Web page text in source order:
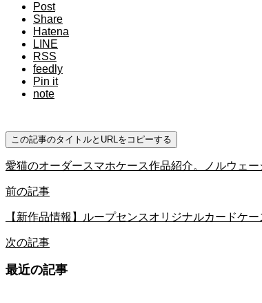
Post
Share
Hatena
LINE
RSS
feedly
Pin it
note
この記事のタイトルとURLをコピーする
愛猫のオーダースマホケース作品紹介。ノルウェ
前の記事
【新作品情報】ループセンスオリジナルカードケ
次の記事
最近の記事